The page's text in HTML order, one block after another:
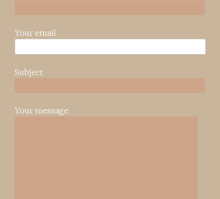
Your email
Subject
Your message